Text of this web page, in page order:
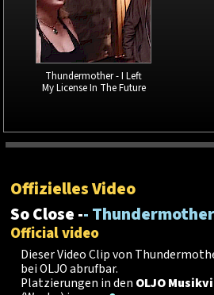
Thundermother - I Left
My License In The Future
Offizielles Video
So Close -- Thundermother
Official video
Dieser Video Clip von
bei OLJO abrufbar.
Platzierungen in den OLJO